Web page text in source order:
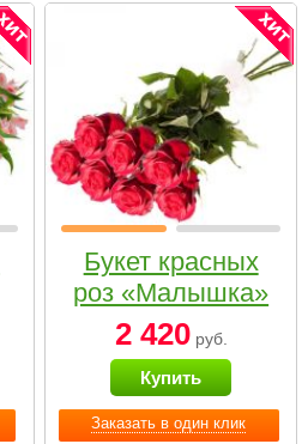
Заказать в один клик
Букет красных
роз «Малышка»
2 420руб.
Купить